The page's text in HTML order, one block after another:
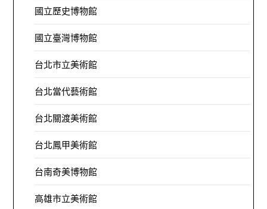
國立歷史博物館
國立臺灣博物館
台北市立美術館
台北當代藝術館
台北關渡美術館
台北鳳甲美術館
台南奇美博物館
高雄市立美術館